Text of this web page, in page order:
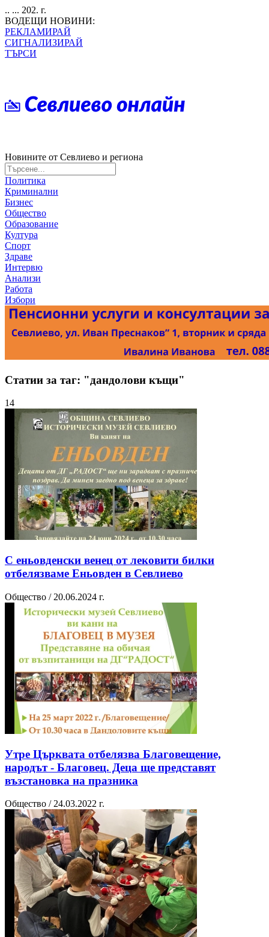
.. ... 202. г.
ВОДЕЩИ НОВИНИ:
РЕКЛАМИРАЙ
СИГНАЛИЗИРАЙ
ТЪРСИ
Новините от Севлиево и региона
Политика
Криминални
Бизнес
Общество
Образование
Култура
Спорт
Здраве
Интервю
Анализи
Работа
Избори
Статии за таг: "дандолови къщи"
14
С еньовденски венец от лековити билки
отбелязваме Еньовден в Севлиево
Общество / 20.06.2024 г.
Утре Църквата отбелязва Благовещение,
народът - Благовец. Деца ще представят
възстановка на празника
Общество / 24.03.2022 г.